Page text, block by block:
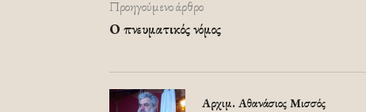
Προηγούμενο άρθρο
Ο πνευματικός νόμος
Αρχιμ. Αθανάσιος Μισσός